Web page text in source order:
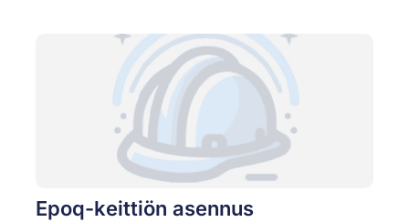
Epoq-keittiön asennus